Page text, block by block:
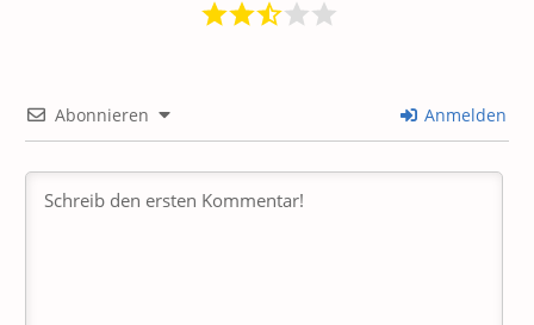
Abonnieren Anmelden